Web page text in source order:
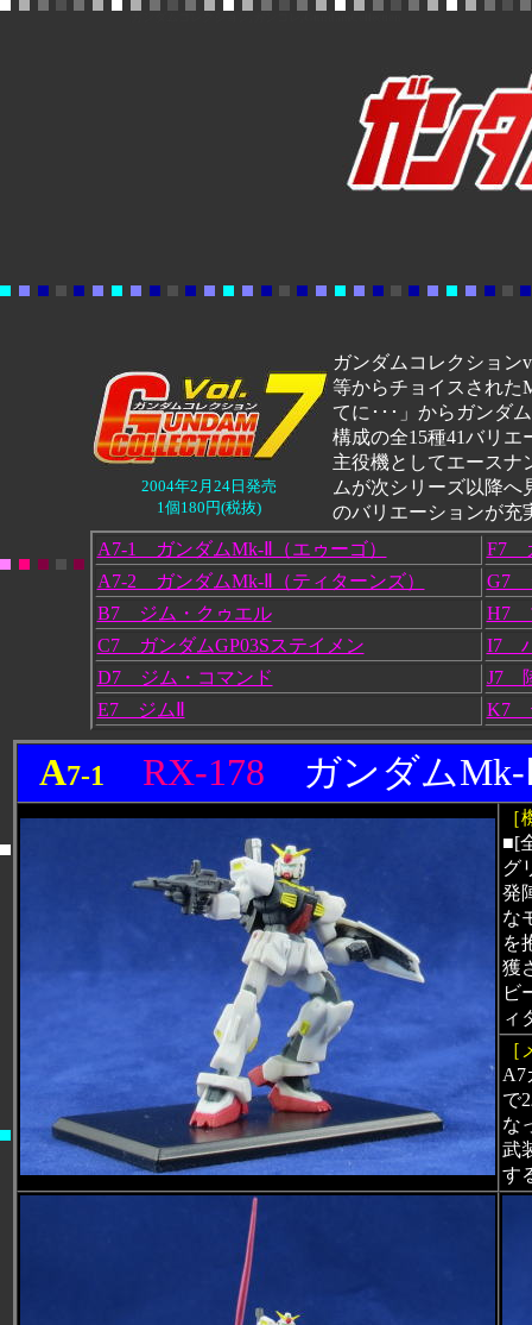
2004年2月24日発売
1個180円(税抜)
ガンダムコレクション
等からチョイスされた
てに･･･」からガンダ
構成の全15種41バリ
主役機としてエースナ
ムが次シリーズ以降
のバリエーションが充
A7-1 ガンダムMk-Ⅱ（エゥーゴ）
F7
A7-2 ガンダムMk-Ⅱ（ティターンズ）
G7
B7 ジム・クゥエル
H7
C7 ガンダムGP03Sステイメン
I7
D7 ジム・コマンド
J7
E7 ジムⅡ
K7
A7-1 RX-178 ガンダム
■[
グ
発
な
を
獲
ビ
ィ
A7
で
な
武
す